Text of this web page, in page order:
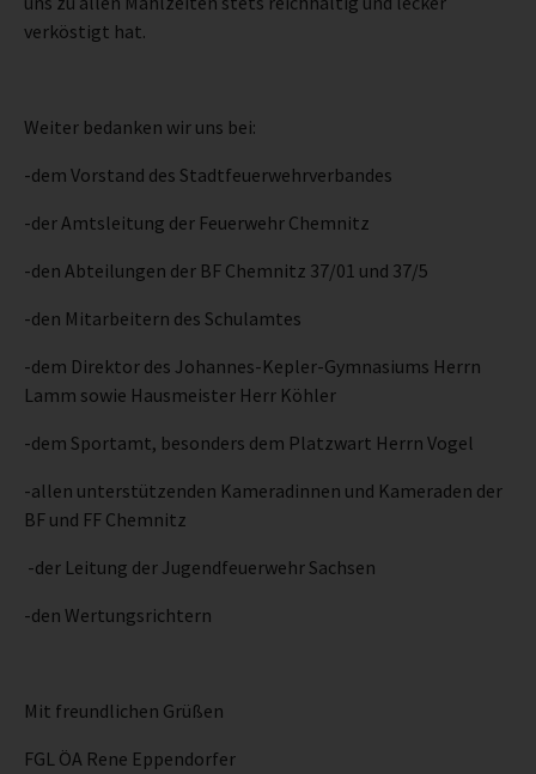
verköstigt hat.
Weiter bedanken wir uns bei:
-dem Vorstand des Stadtfeuerwehrverbandes
-der Amtsleitung der Feuerwehr Chemnitz
-den Abteilungen der BF Chemnitz 37/01 und 37/5
-den Mitarbeitern des Schulamtes
-dem Direktor des Johannes-Kepler-Gymnasiums Herrn
Lamm sowie Hausmeister Herr Köhler
-dem Sportamt, besonders dem Platzwart Herrn Vogel
-allen unterstützenden Kameradinnen und Kameraden der
BF und FF Chemnitz
-der Leitung der Jugendfeuerwehr Sachsen
-den Wertungsrichtern
Mit freundlichen Grüßen
FGL ÖA Rene Eppendorfer